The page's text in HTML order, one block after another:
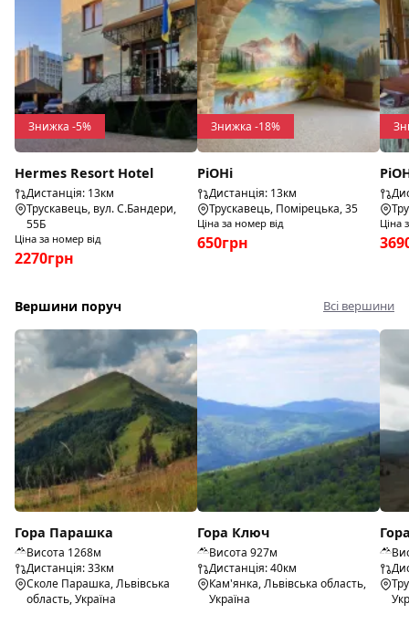
Знижка -5%
Hermes Resort Hotel
Дистанція: 13км
Трускавець, вул. С.Бандери,
55Б
Ціна за номер від
2270грн
Знижка -18%
РіОНі
Дистанція: 13км
Трускавець, Помірецька, 35
Ціна за номер від
650грн
Ціна
Вершини поруч Всі вершини
Гора Парашка
Висота 1268м
Дистанція: 33км
Сколе Парашка, Львівська
область, Україна
Гора Ключ
Висота 927м
Дистанція: 40км
Кам'янка, Львівська область,
Україна